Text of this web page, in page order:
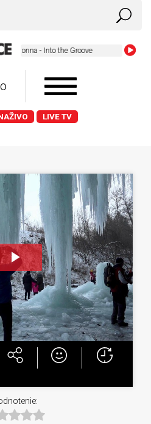
- Into the Groove
LIVE TV
Play
Video